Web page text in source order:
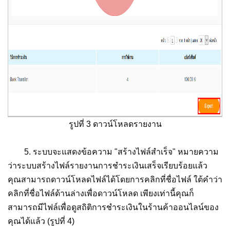
รูปที่ 3 ดาวน์โหลดรายงาน
5. ระบบจะแสดงข้อความ "สร้างไฟล์สำเร็จ" หมายความ
ว่าระบบสร้างไฟล์รายงานการชำระเงินเสร็จเรียบร้อยแล้ว
คุณสามารถดาวน์โหลดไฟล์ได้โดยการคลิกที่ชื่อไฟล์ ใต้คำว่า
คลิกที่ชื่อไฟล์ด้านล่างเพื่อดาวน์โหลด เพียงเท่านี้คุณก็
สามารถมีไฟล์เพื่อดูสถิติการชำระเงินในร้านค้าออนไลน์ของ
คุณได้แล้ว (รูปที่ 4)